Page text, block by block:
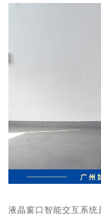
液晶窗口智能交互系